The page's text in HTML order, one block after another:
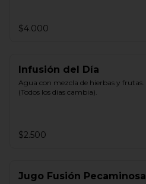
$4.000
Infusión del Día
Agua con mezcla de hierbas y frutas.
(Todos los dias cambia).
$2.500
Jugo Fusión Pecaminosa